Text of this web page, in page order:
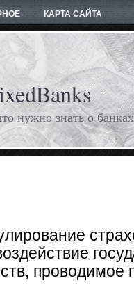
КАРТА САЙТА
нужно знать о банках
проводимое